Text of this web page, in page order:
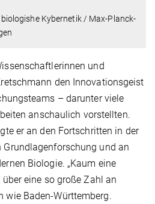
Kybernetik / Max-Planck-
und
den Innovationsgeist
– darunter viele
anschaulich vorstellten.
er an den Fortschritten in der
und an
Biologie. „Kaum eine
eine so große Zahl an
wie Baden-Württemberg.